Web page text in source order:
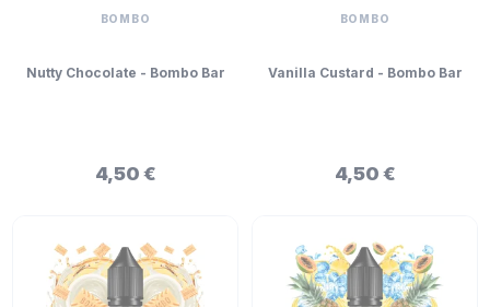
BOMBO
Nutty Chocolate - Bombo Bar
4,50 €
BOMBO
Vanilla Custard - Bombo Bar
4,50 €